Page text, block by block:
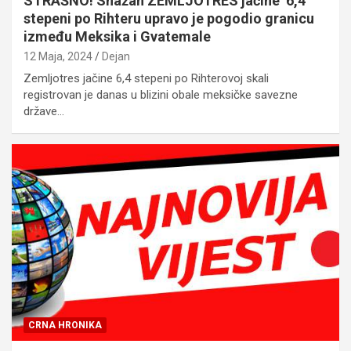
stepeni po Rihteru upravo je pogodio granicu
između Meksika i Gvatemale
12 Maja, 2024 Dejan
Zemljotres jačine 6,4 stepeni po Rihterovoj skali
registrovan je danas u blizini obale meksičke savezne
države…
CRNA HRONIKA